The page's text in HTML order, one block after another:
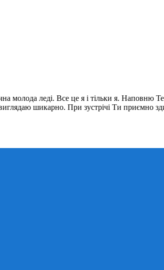
молода леді. Все це я і тільки я. Наповню
виглядаю шикарно. При зустрічі Ти